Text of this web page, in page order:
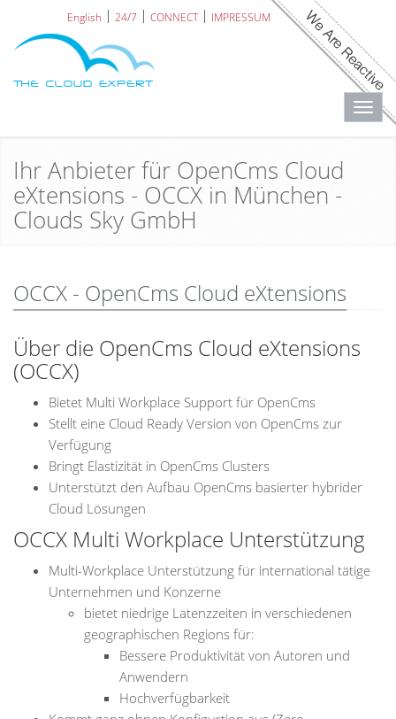
English 24/7 CONNECT IMPRESSUM
Ihr Anbieter für OpenCms Cloud
eXtensions - OCCX in München -
Clouds Sky GmbH
OCCX - OpenCms Cloud eXtensions
Über die OpenCms Cloud eXtensions
(OCCX)
Bietet Multi Workplace Support für OpenCms
Stellt eine Cloud Ready Version von OpenCms zur
Verfügung
Bringt Elastizität in OpenCms Clusters
Unterstützt den Aufbau OpenCms basierter hybrider
Cloud Lösungen
OCCX Multi Workplace Unterstützung
Multi-Workplace Unterstützung für international tätige
Unternehmen und Konzerne
bietet niedrige Latenzzeiten in verschiedenen
geographischen Regions für:
Bessere Produktivität von Autoren und
Anwendern
Hochverfügbarkeit